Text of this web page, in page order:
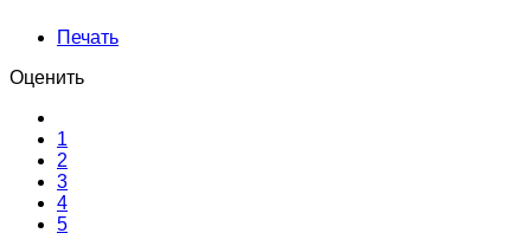
Печать
Оценить
1
2
3
4
5